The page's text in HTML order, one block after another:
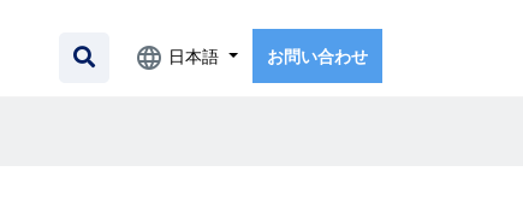
日本語 お問い合わせ